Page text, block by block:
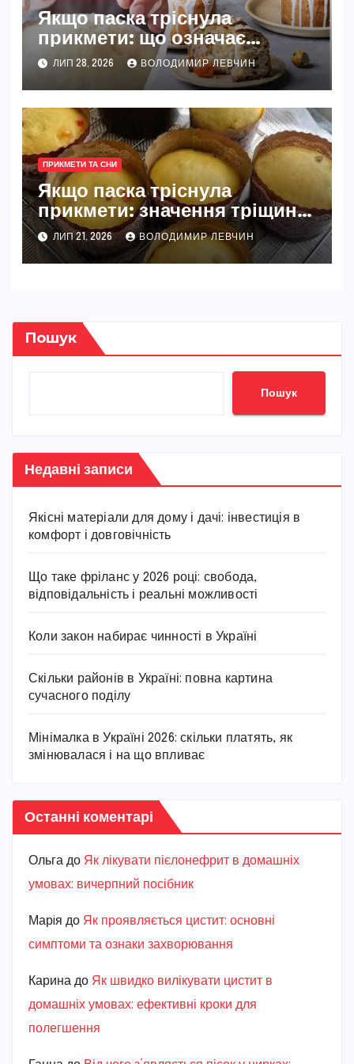
Якщо паска тріснула
прикмети: що означає
тріщина на великодній
випічці
ЛИП 28, 2026 ВОЛОДИМИР ЛЕВЧИН
ПРИКМЕТИ ТА СНИ
Якщо паска тріснула
прикмети: значення тріщин
на великодній випічці
ЛИП 21, 2026 ВОЛОДИМИР ЛЕВЧИН
Пошук
Пошук
Недавні записи
Якісні матеріали для дому і дачі: інвестиція в
комфорт і довговічність
Що таке фріланс у 2026 році: свобода,
відповідальність і реальні можливості
Коли закон набирає чинності в Україні
Скільки районів в Україні: повна картина
сучасного поділу
Мінімалка в Україні 2026: скільки платять, як
змінювалася і на що впливає
Останні коментарі
Ольга до Як лікувати пієлонефрит в домашніх
умовах: вичерпний посібник
Марiя до Як проявляється цистит: основні
симптоми та ознаки захворювання
Карина до Як швидко вилікувати цистит в
домашніх умовах: ефективні кроки для
полегшення